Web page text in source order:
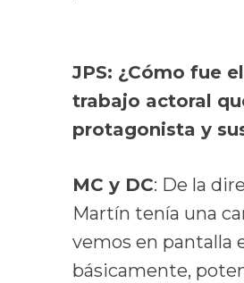
JPS: ¿Cómo fue
trabajo actoral
protagonista y
MC y DC: De la
Martín tenía una
vemos en pantalla
básicamente,